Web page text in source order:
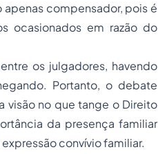
compensador, pois é
ocasionados em razão do
os julgadores, havendo
Portanto, o debate
visão no que tange o Direito
da presença familiar
convívio familiar.